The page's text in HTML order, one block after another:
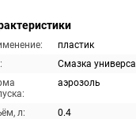
пластик
Смазка
аэрозоль
л:
0.4